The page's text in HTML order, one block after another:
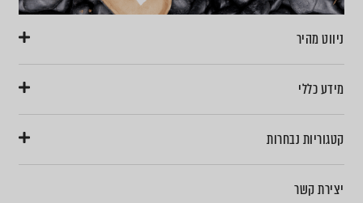
ניווט מהיר
מידע כללי
קטגוריות נבחרות
יצירת קשר